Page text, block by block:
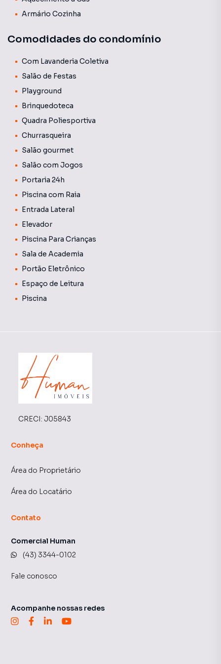
divulgado é uma média aproximada, podendo variar
água e gás não estão incluídas nessa média e geralmente
são cobradas juntamente com o boleto do condomínio.
Armário Cozinha
Comodidades do condomínio
Com Lavanderia Coletiva
Salão de Festas
Playground
Brinquedoteca
Quadra Poliesportiva
Churrasqueira
Salão gourmet
Salão com Jogos
Portaria 24h
Piscina com Raia
Entrada Lateral
Elevador
Piscina Para Crianças
Sala de Academia
Portão Eletrônico
Espaço de Leitura
Piscina
CRECI: J05843
Conheça
Área do Proprietário
Área do Locatário
Contato
Comercial Human
(43) 3344-0102
Fale conosco
Acompanhe nossas redes